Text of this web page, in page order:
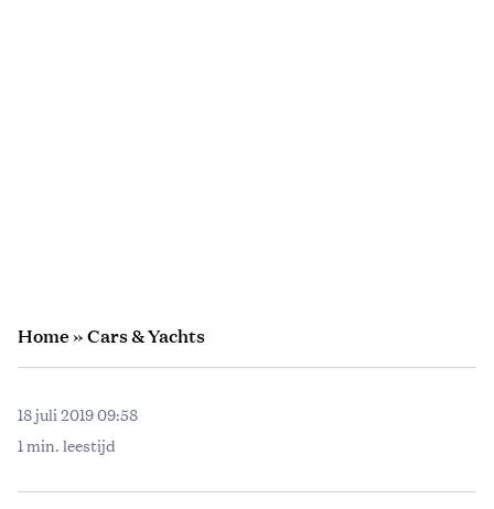
Home»Cars & Yachts
18 juli 2019 09:58
1 min. leestijd